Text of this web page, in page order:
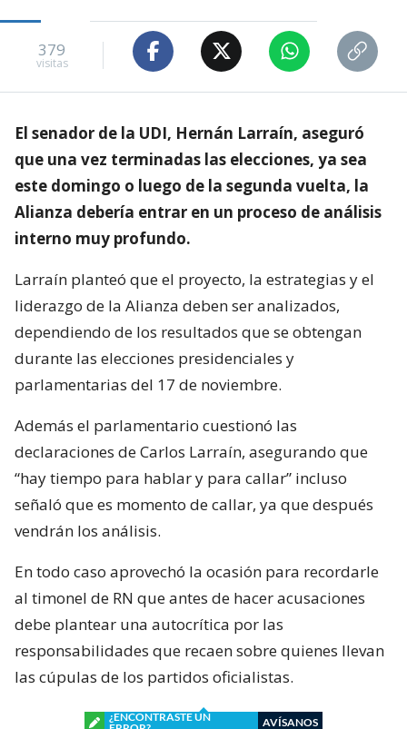
379
visitas
El senador de la UDI, Hernán Larraín, aseguró
que una vez terminadas las elecciones, ya sea
este domingo o luego de la segunda vuelta, la
Alianza debería entrar en un proceso de análisis
interno muy profundo.
Larraín planteó que el proyecto, la estrategias y el
liderazgo de la Alianza deben ser analizados,
dependiendo de los resultados que se obtengan
durante las elecciones presidenciales y
parlamentarias del 17 de noviembre.
Además el parlamentario cuestionó las
declaraciones de Carlos Larraín, asegurando que
“hay tiempo para hablar y para callar” incluso
señaló que es momento de callar, ya que después
vendrán los análisis.
En todo caso aprovechó la ocasión para recordarle
al timonel de RN que antes de hacer acusaciones
debe plantear una autocrítica por las
responsabilidades que recaen sobre quienes llevan
las cúpulas de los partidos oficialistas.
¿ENCONTRASTE UN
AVÍSANOS